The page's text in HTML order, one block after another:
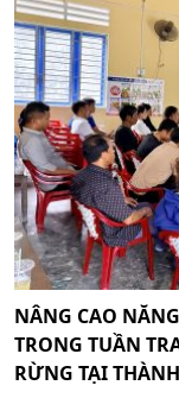
NÂNG CAO
TRONG TUẦN
RỪNG TẠI